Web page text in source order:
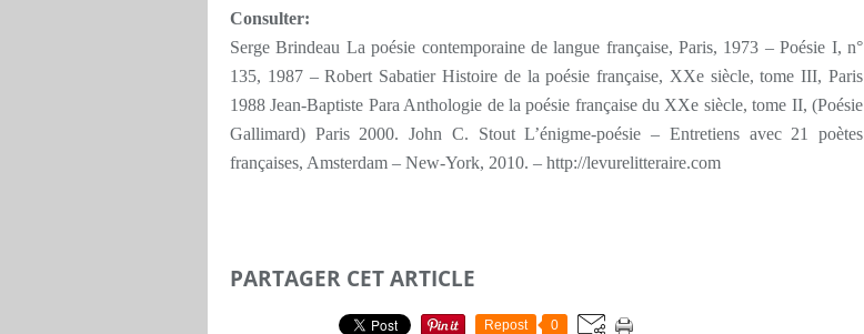
Consulter:
Serge Brindeau La poésie contemporaine de langue française, Paris, 1973 – Poésie I, n°
135, 1987 – Robert Sabatier Histoire de la poésie française, XXe siècle, tome III, Paris
1988 Jean-Baptiste Para Anthologie de la poésie française du XXe siècle, tome II, (Poésie
Gallimard) Paris 2000. John C. Stout L’énigme-poésie – Entretiens avec 21 poètes
françaises, Amsterdam – New-York, 2010. – http://levurelitteraire.com
PARTAGER CET ARTICLE
Repost 0